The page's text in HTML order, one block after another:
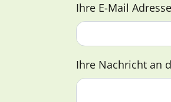
Ihre E-Mail Adresse
Ihre Nachricht an